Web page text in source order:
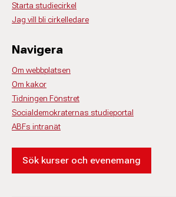
Starta studiecirkel
Jag vill bli cirkelledare
Navigera
Om webbplatsen
Om kakor
Tidningen Fönstret
Socialdemokraternas studieportal
ABFs intranät
Sök kurser och evenemang